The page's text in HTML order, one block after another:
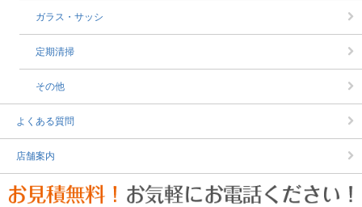
ガラス・サッシ
定期清掃
その他
よくある質問
店舗案内